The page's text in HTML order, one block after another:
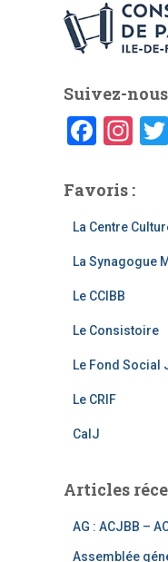
Suivez-
F
c
e
o
o
k
In
a
gr
m
Favoris :
La Centre
La Synagogue
Le CCIBB
Le Consistoire
Le Fond Social
Le CRIF
CalJ
Articles
AG : ACJBB –
Assemblée